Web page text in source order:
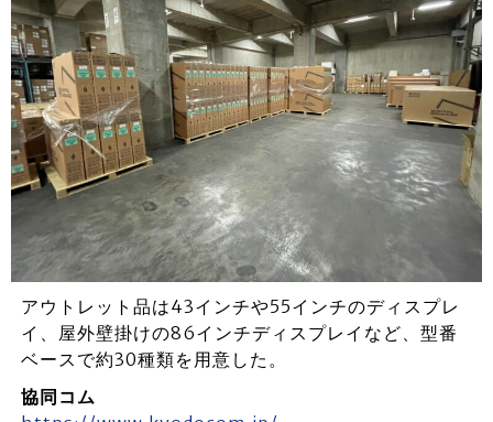
アウトレット品は43インチや55インチのディスプレ
イ、屋外壁掛けの86インチディスプレイなど、型番
ベースで約30種類を用意した。
協同コム